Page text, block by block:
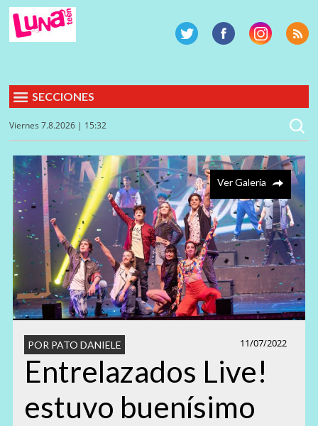
SECCIONES
Viernes 7.8.2026 | 15:32
Ver Galería
11/07/2022
POR PATO DANIELE
Entrelazados Live!
estuvo buenísimo